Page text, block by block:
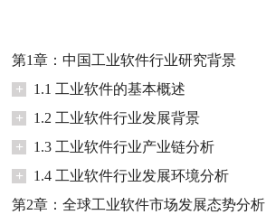
第1章：中国工业软件行业研究背景
+
1.1 工业软件的基本概述
+
1.2 工业软件行业发展背景
+
1.3 工业软件行业产业链分析
+
1.4 工业软件行业发展环境分析
第2章：全球工业软件市场发展态势分析